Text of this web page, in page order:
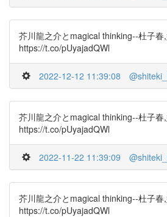
芥川龍之介とmagical thinking--杜子春
https://t.co/pUyajadQWl
2022-12-12 11:39:08
芥川龍之介とmagical thinking--杜子春
https://t.co/pUyajadQWl
2022-11-22 11:39:09
芥川龍之介とmagical thinking--杜子春
https://t.co/pUyajadQWl